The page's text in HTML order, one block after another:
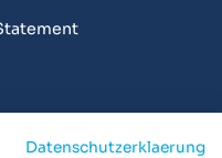
Datenschutzerklaerung